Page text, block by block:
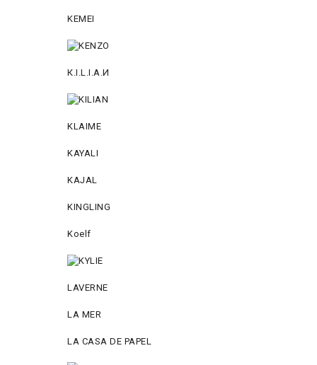
KEMEI
К.I.L.I.А.И
KLAIME
KAYALI
KAJAL
KINGLING
Koelf
LAVERNE
LA MER
LA CASA DE PAPEL